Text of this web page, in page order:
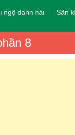
ngộ danh hài Sân
8